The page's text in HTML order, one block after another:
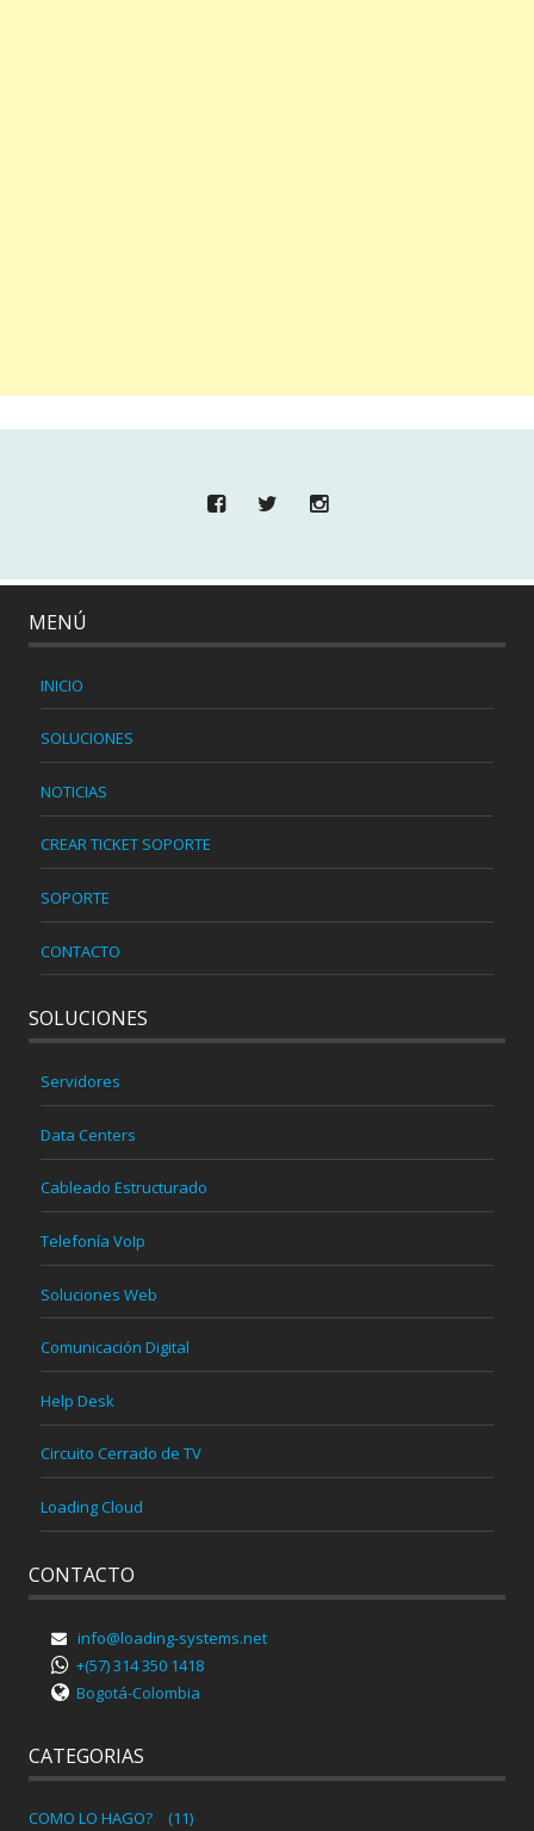
MENÚ
INICIO
SOLUCIONES
NOTICIAS
CREAR TICKET SOPORTE
SOPORTE
CONTACTO
SOLUCIONES
Servidores
Data Centers
Cableado Estructurado
Telefonía VoIp
Soluciones Web
Comunicación Digital
Help Desk
Circuito Cerrado de TV
Loading Cloud
CONTACTO
info@loading-systems.net
+(57) 314 350 1418
Bogotá-Colombia
CATEGORIAS
COMO LO HAGO? (11)